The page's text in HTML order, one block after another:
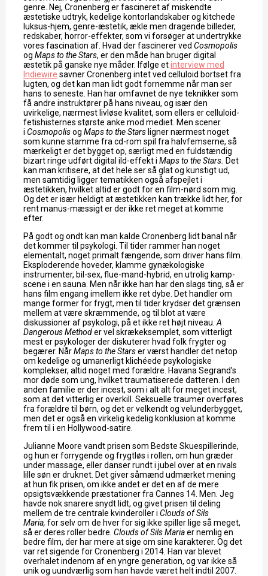
genre. Nej, Cronenberg er fascineret af miskendte
æstetiske udtryk, kedelige kontorlandskaber og kitchede
luksus-hjem, genre-æstetik, ækle men dragende billeder,
redskaber, horror-effekter, som vi forsøger at undertrykke
vores fascination af. Hvad der fascinerer ved Cosmopolis
og Maps to the Stars, er den måde han bruger digital
æstetik på ganske nye måder. Ifølge etinterview med
Indiewire savner Cronenberg intet ved celluloid bortset fra
lugten, og det kan man lidt godt fornemme når man ser
hans to seneste. Han har omfavnet de nye teknikker som
få andre instruktører på hans niveau, og især den
uvirkelige, nærmest livløse kvalitet, som ellers er celluloid-
fetishisternes største anke mod mediet. Men scener
i Cosmopolisog Maps to the Stars ligner nærmest noget
som kunne stamme fra cd-rom spil fra halvfemserne, så
mærkeligt er det bygget op, særligt med en fuldstændig
bizart ringe udført digital ild-effekt i Maps to the Stars. Det
kan man kritisere, at det hele ser så glat og kunstigt ud,
men samtidig ligger tematikken også afspejlet i
æstetikken, hvilket altid er godt for en film-nørd som mig.
Og det er især heldigt at æstetikken kan trække lidt her, for
rent manus-mæssigt er der ikke ret meget at komme
efter.
På godt og ondt kan man kalde Cronenberg lidt banal når
det kommer til psykologi. Til tider rammer han noget
elementalt, noget primalt fængende, som driver hans film.
Eksploderende hoveder, klamme gynækologiske
instrumenter, bil-sex, flue-mand-hybrid, en utrolig kamp-
scene i en sauna. Men når ikke han har den slags ting, så er
hans film engang imellem ikke ret dybe. Det handler om
mange former for frygt, men til tider krydser det grænsen
mellem at være skræmmende, og til blot at være
diskussioner af psykologi, på et ikke ret højt niveau. A
Dangerous Methoder vel skrækeksemplet, som vitterligt
mest er psykologer der diskuterer hvad folk frygter og
begærer. NårMaps to the Starser værst handler det netop
om kedelige og umanerligt klichéede psykologiske
komplekser, altid noget med forældre. Havana Segrand’s
mor døde som ung, hvilket traumatiserede datteren. I den
anden familie er der incest, som i alt alt for meget incest,
som at det vitterlig er overkill. Seksuelle traumer overføres
fra forældre til børn, og det er velkendt og velunderbygget,
men det er også en virkelig kedelig konklusion at komme
frem til i en Hollywood-satire.
Julianne Moore vandt prisen som Bedste Skuespillerinde,
og hun er forrygende og frygtløs i rollen, om hun græder
under massage, eller danser rundt i jubel over at en rivals
lille søn er druknet. Det giver såmænd udmærket mening
at hun fik prisen, om ikke andet er det en af de mere
opsigtsvækkende præstationer fra Cannes 14. Men. Jeg
havde nok snarere snydt lidt, og givet prisen til deling
mellem de tre centrale kvinderoller i Clouds of Sils
Maria, for selv om de hver for sig ikke spiller lige så meget,
så er deres roller bedre. Clouds of Sils Mariaer nemlig en
bedre film, der har mere at sige om sine karakterer. Og det
var ret sigende for Cronenberg i 2014. Han var blevet
overhalet indenom af en yngre generation, og var ikke så
unik og uundværlig som han havde været helt indtil 2007.